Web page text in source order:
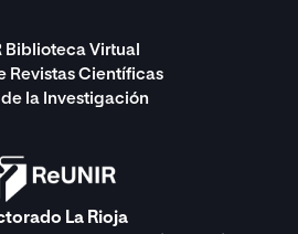
Biblioteca Virtual
Revistas Científicas
de la Investigación
La Rioja